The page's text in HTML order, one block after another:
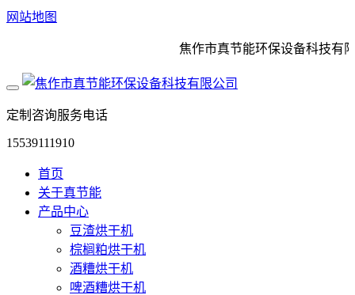
网站地图
焦作市真节能环保设备科技有
定制咨询服务电话
15539111910
首页
关于真节能
产品中心
豆渣烘干机
棕榈粕烘干机
酒糟烘干机
啤酒糟烘干机